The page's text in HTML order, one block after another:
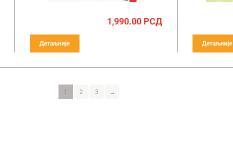
1,990.00РСД
Детаљније Детаљније
1 2 3 →